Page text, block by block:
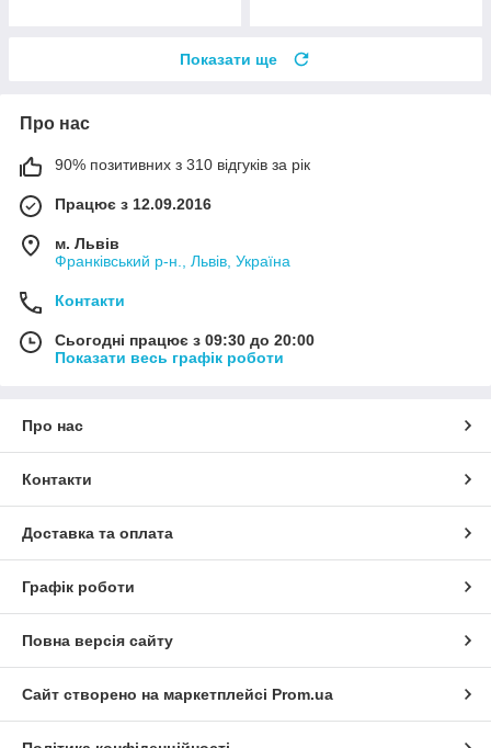
Показати ще
Про нас
90% позитивних з 310 відгуків за рік
Працює з 12.09.2016
м. Львів
Франківський р-н., Львів, Україна
Контакти
Сьогодні працює з 09:30 до 20:00
Показати весь графік роботи
Про нас
Контакти
Доставка та оплата
Графік роботи
Повна версія сайту
Сайт створено на маркетплейсі Prom.ua